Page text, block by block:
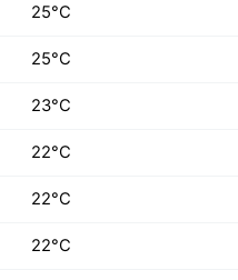
25°C
25°C
23°C
22°C
22°C
22°C